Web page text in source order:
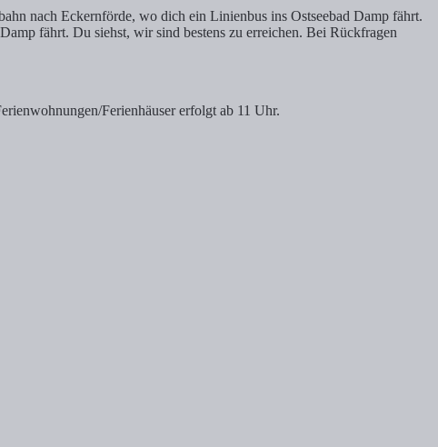
nach Eckernförde, wo dich ein Linienbus ins Ostseebad Damp fährt.
fährt. Du siehst, wir sind bestens zu erreichen. Bei Rückfragen
Ferienhäuser erfolgt ab 11 Uhr.